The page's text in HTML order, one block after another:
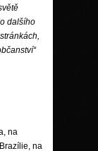
dalšího
na
na